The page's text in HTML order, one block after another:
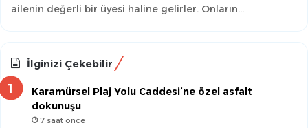
ailenin değerli bir üyesi haline gelirler. Onların…
İlginizi Çekebilir
Karamürsel Plaj Yolu Caddesi’ne özel asfalt
dokunuşu
7 saat önce